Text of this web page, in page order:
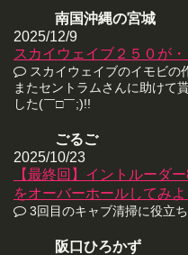
南国沖縄の宮城
2025/12/9
スカイウェイブ２５０が・
スカイウェイブのイモビの
またセントラムさんに助けて
した(￣□￣;)!!
ごるご
2025/10/23
【最終回】イントルーダ
をオーバーホールしてみよ
3回目のキャブ清掃に役立
阪口ひろかず